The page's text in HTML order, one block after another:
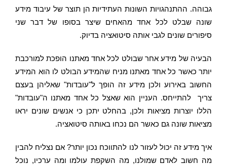
גבוהה. ההתנהגויות השונות העתידיות הן תוצר של עיבוד מידע
שונה שבלט לכל אחד מהאחים שיצר בסופו של דבר שני
סיפורים שונים לגבי אותה סיטואציה בדיוק.
הבעיה של מידע אחר שבולט לכל אחד מאתנו הופכת למורכבת
יותר כאשר כל אחד מאתנו מניח שהמידע הבולט לו הוא המידע
החשוב באירוע ולכן מידע זה הופך ל"עובדות" שאליהן בעצם
צריך להתייחס. העניין הוא שאצל כל אחד מאתנו ה"עובדות"
הללו יוצרות מציאות ולכן, בהחלט יתכן כי אנשים שונים יראו
מציאות שונה גם כאשר הם נכחו באותה סיטואציה.
איך מידע זה יכול לעזור לנו להתווכח נכון יותר? אם נצליח להבין
מה חשוב לאדם שמולנו, מה השקפת עולמו ומה ערכיו, נוכל